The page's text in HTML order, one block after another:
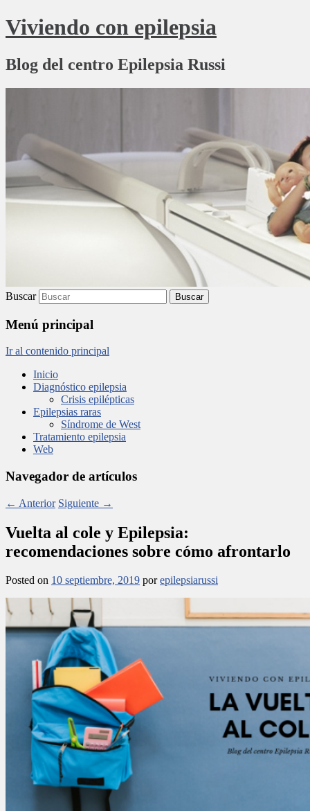
Viviendo con epilepsia
Blog del centro Epilepsia Russi
Buscar
Menú principal
Ir al contenido principal
Inicio
Diagnóstico epilepsia
Crisis epilépticas
Epilepsias raras
Síndrome de West
Tratamiento epilepsia
Web
Navegador de artículos
← Anterior Siguiente →
Vuelta al cole y Epilepsia:
recomendaciones sobre cómo afrontarlo
Posted on 10 septiembre, 2019 porepilepsiarussi